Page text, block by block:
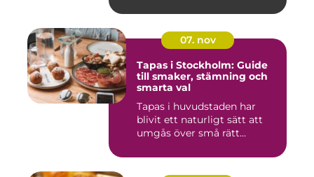
07. nov
Tapas i Stockholm: Guide
till smaker, stämning och
smarta val
Tapas i huvudstaden har
blivit ett naturligt sätt att
umgås över små rätt...